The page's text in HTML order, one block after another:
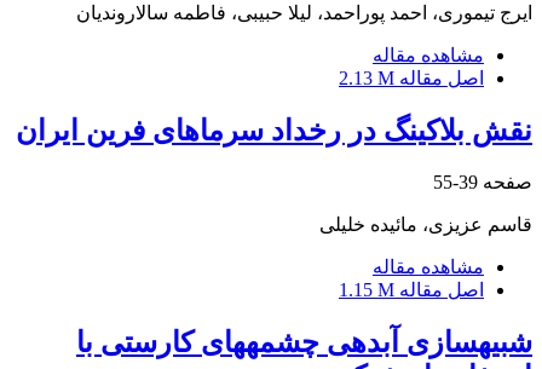
ایرج تیموری، احمد پوراحمد، لیلا حبیبی، فاطمه سالاروندیان
مشاهده مقاله
اصل مقاله 2.13 M
نقش بلاکینگ در رخداد سرماهای فرین ایران
صفحه 39-55
قاسم عزیزی، مائیده خلیلی
مشاهده مقاله
اصل مقاله 1.15 M
شبیه‎سازی آبدهی چشمه‎های کارستی با